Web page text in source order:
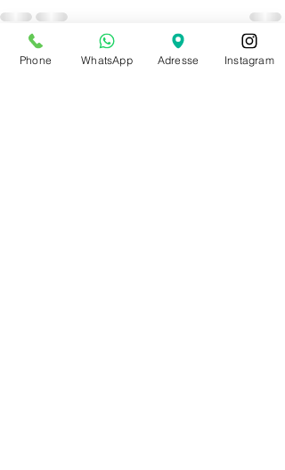
Posts récents Voir tout
Phone WhatsApp Adresse Instagram